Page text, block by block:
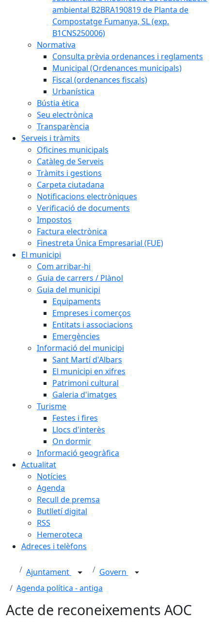
ambiental B2BRA190819 de Planta de
Compostatge Fumanya, SL (exp.
B1CNS250006)
Normativa
Consulta prèvia ordenances i reglaments
Municipal (Ordenances municipals)
Fiscal (ordenances fiscals)
Urbanística
Bústia ètica
Seu electrònica
Transparència
Serveis i tràmits
Oficines municipals
Catàleg de Serveis
Tràmits i gestions
Carpeta ciutadana
Notificacions electròniques
Verificació de documents
Impostos
Factura electrònica
Finestreta Única Empresarial (FUE)
El municipi
Com arribar-hi
Guia de carrers / Plànol
Guia del municipi
Equipaments
Empreses i comerços
Entitats i associacions
Emergències
Informació del municipi
Sant Martí d'Albars
El municipi en xifres
Patrimoni cultural
Galeria d'imatges
Turisme
Festes i fires
Llocs d'interès
On dormir
Informació geogràfica
Actualitat
Notícies
Agenda
Recull de premsa
Butlletí digital
RSS
Hemeroteca
Adreces i telèfons
Ajuntament
Govern
Agenda política - antiga
Acte de reconeixements AOC